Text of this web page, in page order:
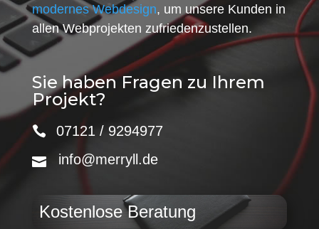
modernes Webdesign, um unsere Kunden in
allen Webprojekten zufriedenzustellen.
Sie haben Fragen zu Ihrem
Projekt?
07121 / 9294977
info@merryll.de
Kostenlose Beratung